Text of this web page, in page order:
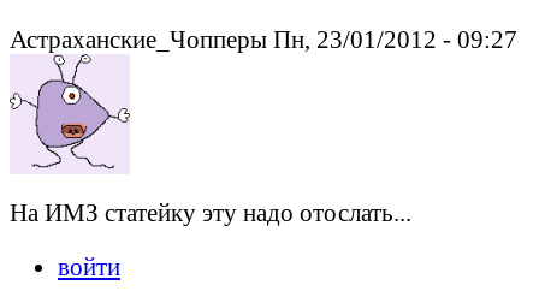
Астраханские_Чопперы Пн, 23/01/2012 - 09:27
На ИМЗ статейку эту надо отослать...
войти